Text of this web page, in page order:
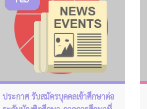
ประกาศ รับสมัครบุคคลเข้าศึกษาต่อ